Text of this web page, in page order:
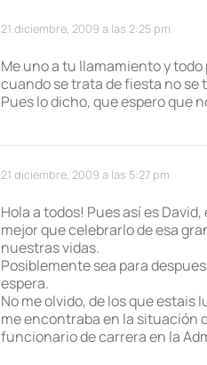
21 diciembre, 2009 a las 2:25 pm
Me uno a tu llamamiento y
cuando se trata de fiesta no se
Pues lo dicho, que espero que
21 diciembre, 2009 a las 5:27 pm
Hola a todos! Pues así es
mejor que celebrarlo de esa
nuestras vidas.
Posiblemente sea para
espera.
No me olvido, de los que
me encontraba en la situación
funcionario de carrera en la